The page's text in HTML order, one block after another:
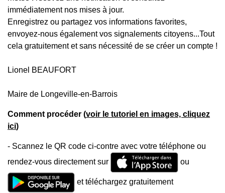
immédiatement nos mises à jour.
Enregistrez ou partagez vos informations favorites,
envoyez-nous également vos signalements citoyens...Tout
cela gratuitement et sans nécessité de se créer un compte !
Lionel BEAUFORT
Maire de Longeville-en-Barrois
Comment procéder (voir le tutoriel en images, cliquez
ici)
- Scannez le QR code ci-contre avec votre téléphone ou
rendez-vous directement sur
ou
et téléchargez gratuitement